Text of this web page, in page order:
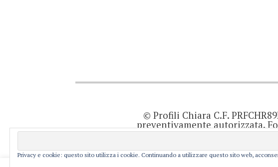
© Profili Chiara C.F.
preventivamente autorizzata.
quanto viene aggiornato
prodotto editoriale ai sensi
responsabile di
Privacy e cookie: questo sito utilizza i cookie. Continuando a utilizzare questo sito web,